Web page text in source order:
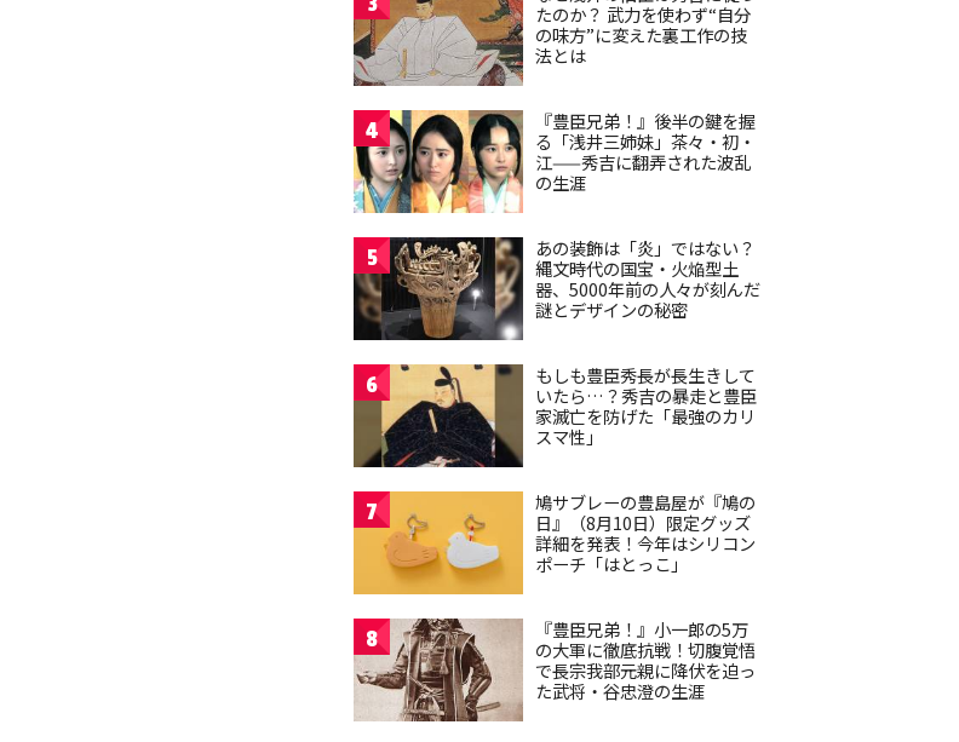
たのか？ 武力を使わず“自分
の味方”に変えた裏工作の技
法とは
4
『豊臣兄弟！』後半の鍵を握
る「浅井三姉妹」茶々・初・
江——秀吉に翻弄された波乱
の生涯
5
あの装飾は「炎」ではない？
縄文時代の国宝・火焔型土
器、5000年前の人々が刻んだ
謎とデザインの秘密
6
もしも豊臣秀長が長生きして
いたら…？秀吉の暴走と豊臣
家滅亡を防げた「最強のカリ
スマ性」
7
鳩サブレーの豊島屋が『鳩の
日』（8月10日）限定グッズ
詳細を発表！今年はシリコン
ポーチ「はとっこ」
8
『豊臣兄弟！』小一郎の5万
の大軍に徹底抗戦！切腹覚悟
で長宗我部元親に降伏を迫っ
た武将・谷忠澄の生涯